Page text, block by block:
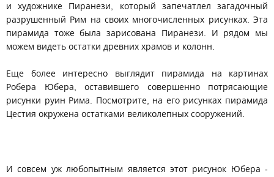
и художнике Пиранези, который запечатлел загадочный
разрушенный Рим на своих многочисленных рисунках. Эта
пирамида тоже была зарисована Пиранези. И рядом мы
можем видеть остатки древних храмов и колонн.
Еще более интересно выглядит пирамида на картинах
Робера Юбера, оставившего совершенно потрясающие
рисунки руин Рима. Посмотрите, на его рисунках пирамида
Цестия окружена остатками великолепных сооружений.
И совсем уж любопытным является этот рисунок Юбера -